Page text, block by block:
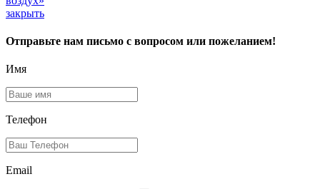
закрыть
Отправьте нам письмо с вопросом или пожеланием!
Имя
Телефон
Email